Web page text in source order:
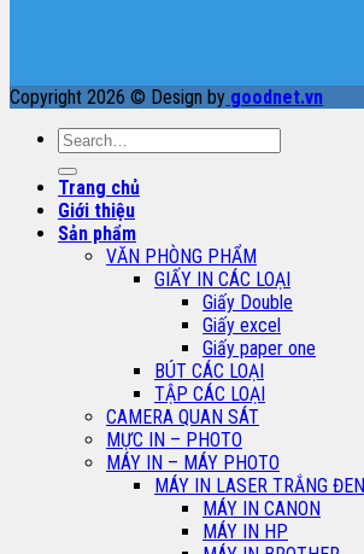
Copyright 2026 © Design by goodnet.vn
Search
Trang chủ
Giới thiệu
Sản phẩm
VĂN PHÒNG PHẨM
GIẤY IN CÁC LOẠI
Giấy Double
Giấy excel
Giấy paper one
BÚT CÁC LOẠI
TẬP CÁC LOẠI
CAMERA QUAN SÁT
MỰC IN – PHOTO
MÁY IN – MÁY PHOTO
MÁY IN LASER TRẮNG ĐEN
MÁY IN CANON
MÁY IN HP